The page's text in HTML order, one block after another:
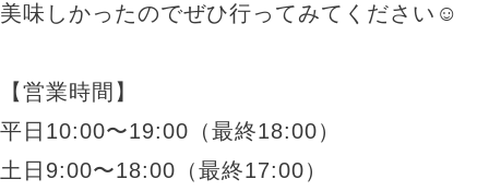
美味しかったのでぜひ行ってみてください☺︎
【営業時間】
平日 10:00〜19:00 （最終18:00）
土日 9:00〜18:00 （最終17:00）